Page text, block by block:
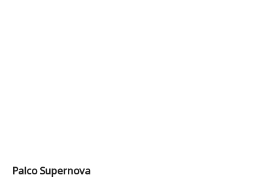
Palco Supernova